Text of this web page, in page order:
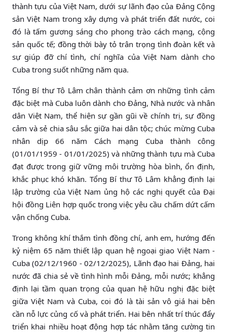
thành tựu của Việt Nam, dưới sự lãnh đạo của Đảng Cộng
sản Việt Nam trong xây dựng và phát triển đất nước, coi
đó là tấm gương sáng cho phong trào cách mạng, cộng
sản quốc tế; đồng thời bày tỏ trân trọng tình đoàn kết và
sự giúp đỡ chí tình, chí nghĩa của Việt Nam dành cho
Cuba trong suốt những năm qua.
Tổng Bí thư Tô Lâm chân thành cảm ơn những tình cảm
đặc biệt mà Cuba luôn dành cho Đảng, Nhà nước và nhân
dân Việt Nam, thể hiện sự gần gũi về chính trị, sự đồng
cảm và sẻ chia sâu sắc giữa hai dân tộc; chúc mừng Cuba
nhân dịp 66 năm Cách mạng Cuba thành công
(01/01/1959 - 01/01/2025) và những thành tựu mà Cuba
đạt được trong giữ vững môi trường hòa bình, ổn định,
khắc phục khó khăn. Tổng Bí thư Tô Lâm khẳng định lại
lập trường của Việt Nam ủng hộ các nghị quyết của Đại
hội đồng Liên hợp quốc trong việc yêu cầu chấm dứt cấm
vận chống Cuba.
Trong không khí thắm tình đồng chí, anh em, hướng đến
kỷ niệm 65 năm thiết lập quan hệ ngoại giao Việt Nam -
Cuba (02/12/1960 - 02/12/2025), Lãnh đạo hai Đảng, hai
nước đã chia sẻ về tình hình mỗi Đảng, mỗi nước; khẳng
định lại tầm quan trọng của quan hệ hữu nghị đặc biệt
giữa Việt Nam và Cuba, coi đó là tài sản vô giá hai bên
cần nỗ lực củng cố và phát triển. Hai bên nhất trí thúc đẩy
triển khai nhiều hoạt động hợp tác nhằm tăng cường tin